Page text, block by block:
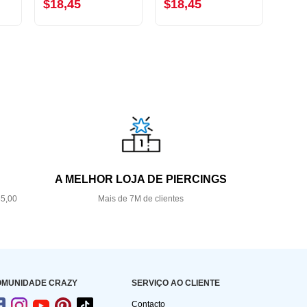
$18,45 $18,45
A MELHOR LOJA DE PIERCINGS
Mais de 7M de clientes
CRAZY SERVIÇO AO CLIENTE
Contacto